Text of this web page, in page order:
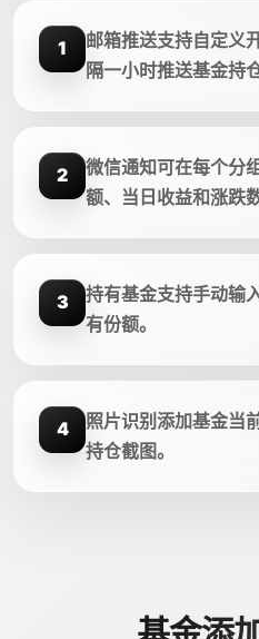
1
邮箱推送支持自定义
隔一小时推送基金持
2
微信通知可在每个分
额、当日收益和涨跌
3
持有基金支持手动输
有份额。
4
照片识别添加基金当
持仓截图。